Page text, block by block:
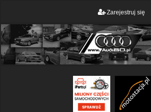
Zarejestruj się